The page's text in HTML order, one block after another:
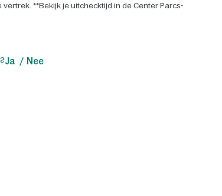
vertrek. **Bekijk je uitchecktijd in de Center Parcs-
Ja Nee